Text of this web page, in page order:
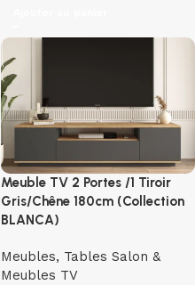
Meuble TV 2 Portes /1 Tiroir
Gris/Chêne 180cm (Collection
BLANCA)
Meubles, Tables Salon &
Meubles TV